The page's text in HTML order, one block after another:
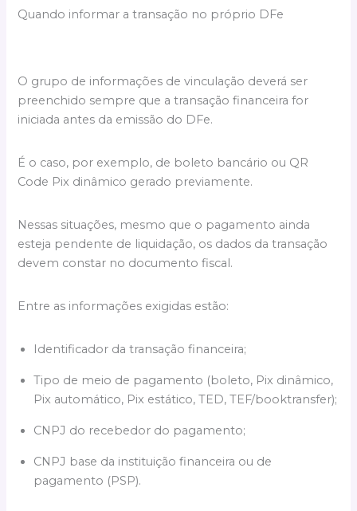
Quando informar a transação no próprio DFe
O grupo de informações de vinculação deverá ser
preenchido sempre que a transação financeira for
iniciada antes da emissão do DFe.
É o caso, por exemplo, de boleto bancário ou QR
Code Pix dinâmico gerado previamente.
Nessas situações, mesmo que o pagamento ainda
esteja pendente de liquidação, os dados da transação
devem constar no documento fiscal.
Entre as informações exigidas estão:
Identificador da transação financeira;
Tipo de meio de pagamento (boleto, Pix dinâmico,
Pix automático, Pix estático, TED, TEF/booktransfer);
CNPJ do recebedor do pagamento;
CNPJ base da instituição financeira ou de
pagamento (PSP).